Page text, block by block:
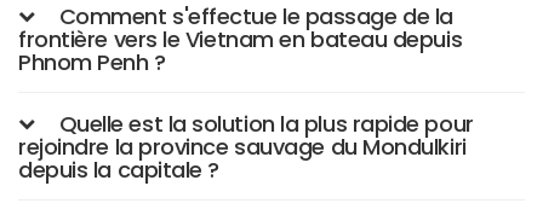
Comment s'effectue le passage de la
frontière vers le Vietnam en bateau depuis
Phnom Penh ?
Quelle est la solution la plus rapide pour
rejoindre la province sauvage du Mondulkiri
depuis la capitale ?